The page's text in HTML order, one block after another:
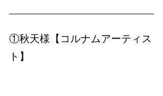
①秋天様【コルナムアーティス
ト】